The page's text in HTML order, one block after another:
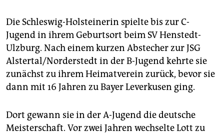
Die Schleswig-Holsteinerin spielte bis zur C-
Jugend in ihrem Geburtsort beim SV Henstedt-
Ulzburg. Nach einem kurzen Abstecher zur JSG
Alstertal/Norderstedt in der B-Jugend kehrte sie
zunächst zu ihrem Heimatverein zurück, bevor sie
dann mit 16 Jahren zu Bayer Leverkusen ging.
Dort gewann sie in der A-Jugend die deutsche
Meisterschaft. Vor zwei Jahren wechselte Lott zu